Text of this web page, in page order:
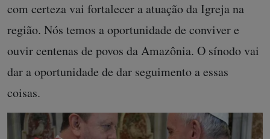
com certeza vai fortalecer a atuação da Igreja na
região. Nós temos a oportunidade de conviver e
ouvir centenas de povos da Amazônia. O sínodo vai
dar a oportunidade de dar seguimento a essas
coisas.